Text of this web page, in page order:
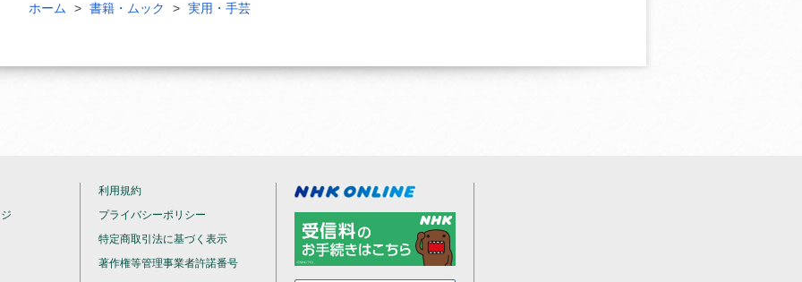
ホーム 書籍・ムック 実用・手芸
利用規約
プライバシーポリシー
特定商取引法に基づく表示
著作権等管理事業者許諾番号